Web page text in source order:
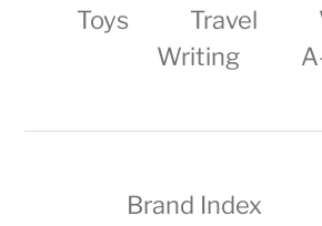
Toys
Travel
Writing
Brand Index